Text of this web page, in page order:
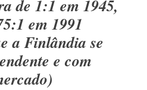
de 1:1 em 1945,
em 1991
a Finlândia se
e com